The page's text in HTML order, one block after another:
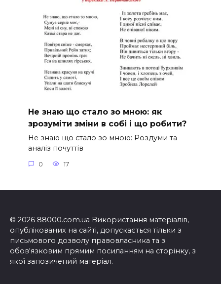
Не знаю що стало зо мною: як
зрозуміти зміни в собі і що робити?
Не знаю що стало зо мною: Роздуми та
аналіз почуттів
0 17
© 2026 88000.com.ua Використання матеріалів,
опублікованих на сайті, допускається тільки з
письмового дозволу правовласника та з
обов'язковим прямим посиланням на сторінку, з
якої запозичений матеріал.